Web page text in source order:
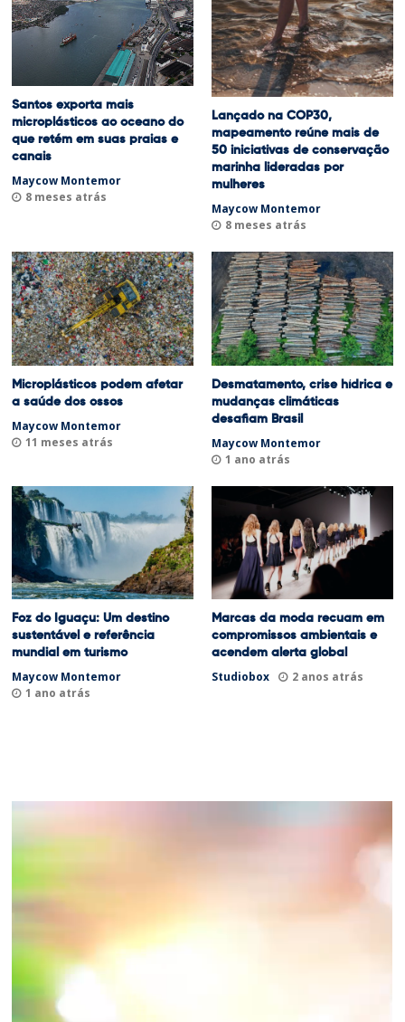
Santos exporta mais
microplásticos ao oceano do
que retém em suas praias e
canais
Maycow Montemor
8 meses atrás
Lançado na COP30,
mapeamento reúne mais de
50 iniciativas de conservação
marinha lideradas por
mulheres
Maycow Montemor
8 meses atrás
Microplásticos podem afetar
a saúde dos ossos
Maycow Montemor
11 meses atrás
Desmatamento, crise hídrica e
mudanças climáticas
desafiam Brasil
Maycow Montemor
1 ano atrás
Foz do Iguaçu: Um destino
sustentável e referência
mundial em turismo
Maycow Montemor
1 ano atrás
Marcas da moda recuam em
compromissos ambientais e
acendem alerta global
Studiobox 2 anos atrás